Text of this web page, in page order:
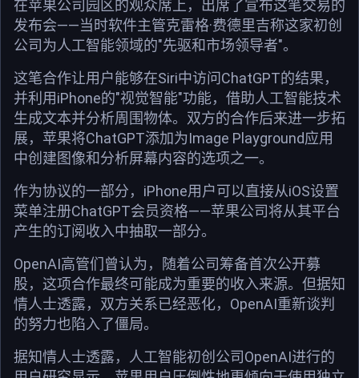
在苹果公司园区的观众席上，出席了宣布这笔交易的
发布会——当时软件主管克雷格·费德里吉称这家初创
公司为人工智能领域的"先驱和市场领导者"。
这笔合作让用户能够在Siri中访问ChatGPT的结果，
并利用iPhone的"视觉智能"功能，借助人工智能技术
生成文本并分析周围物体。双方的合作后来进一步拓
展，苹果将ChatGPT添加为Image Playground应用
中创建图像和分析屏幕内容的选项之一。
作为协议的一部分，iPhone用户可以直接从iOS设置
菜单注册ChatGPT会员资格——苹果公司将从其平台
产生的订阅收入中抽取一部分。
OpenAI高管们曾认为，随着公司筹备首次公开募
股，这项合作最终可能成为重要的收入来源。但据知
情人士透露，双方关系已经恶化，OpenAI重新谈判
的努力也陷入了僵局。
据知情人士透露，人工智能初创公司OpenAI进行的